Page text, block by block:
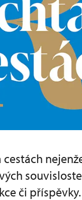
či příspěvky.